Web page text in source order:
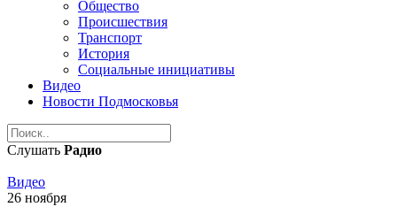
Общество
Происшествия
Транспорт
История
Социальные инициативы
Видео
Новости Подмосковья
Слушать Радио
Видео
26 ноября